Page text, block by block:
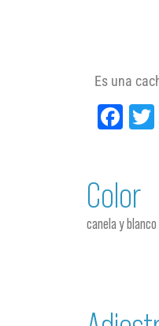
Es una
Color
canela y blanco